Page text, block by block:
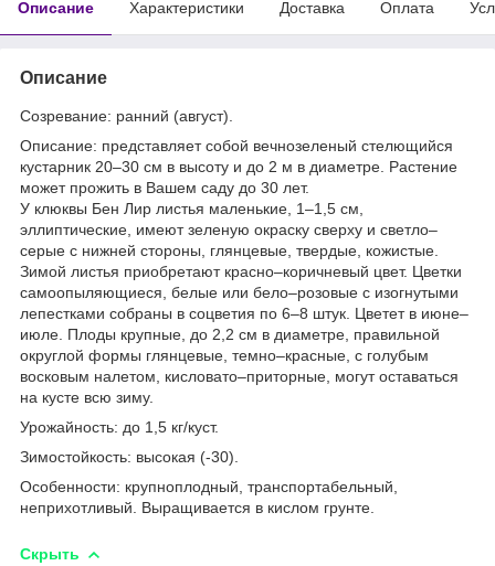
Описание Характеристики Доставка Оплата
Описание
Созревание: ранний (август).
Описание: представляет собой вечнозеленый стелющийся
кустарник 20–30 см в высоту и до 2 м в диаметре. Растение
может прожить в Вашем саду до 30 лет.
У клюквы Бен Лир листья маленькие, 1–1,5 см,
эллиптические, имеют зеленую окраску сверху и светло–
серые с нижней стороны, глянцевые, твердые, кожистые.
Зимой листья приобретают красно–коричневый цвет. Цветки
самоопыляющиеся, белые или бело–розовые с изогнутыми
лепестками собраны в соцветия по 6–8 штук. Цветет в июне–
июле. Плоды крупные, до 2,2 см в диаметре, правильной
округлой формы глянцевые, темно–красные, с голубым
восковым налетом, кисловато–приторные, могут оставаться
на кусте всю зиму.
Урожайность: до 1,5 кг/куст.
Зимостойкость: высокая (-30).
Особенности: крупноплодный, транспортабельный,
неприхотливый. Выращивается в кислом грунте.
Скрыть